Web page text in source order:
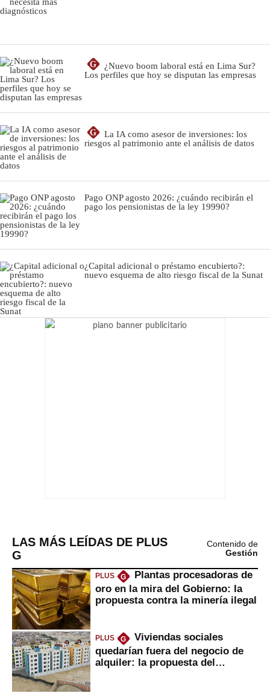
G
¿Nuevo boom laboral está en Lima Sur?
Los perfiles que hoy se disputan las empresas
G
La IA como asesor de inversiones: los
riesgos al patrimonio ante el análisis de datos
Pago ONP agosto 2026: ¿cuándo recibirán el
pago los pensionistas de la ley 19990?
¿Capital adicional o préstamo encubierto?:
nuevo esquema de alto riesgo fiscal de la Sunat
LAS MÁS LEÍDAS DE PLUS
G
Contenido de
Gestión
PLUS G
Plantas procesadoras de
oro en la mira del Gobierno: la
propuesta contra la minería ilegal
PLUS G
Viviendas sociales
quedarían fuera del negocio de
alquiler: la propuesta del